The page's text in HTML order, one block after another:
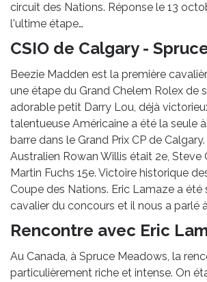
circuit des Nations. Réponse le 13
l'ultime étape…
CSIO de Calgary -
Beezie Madden est la première
une étape du Grand Chelem Rolex de
adorable petit Darry Lou, déjà
talentueuse Américaine a été la seule
barre dans le Grand Prix CP de Calgary.
Australien Rowan Willis était 2e, Steve
Martin Fuchs 15e. Victoire historique
Coupe des Nations. Eric Lamaze a été
cavalier du concours et il nous a parlé
Rencontre avec Eric
Au Canada, à Spruce Meadows, la
particulièrement riche et intense. On